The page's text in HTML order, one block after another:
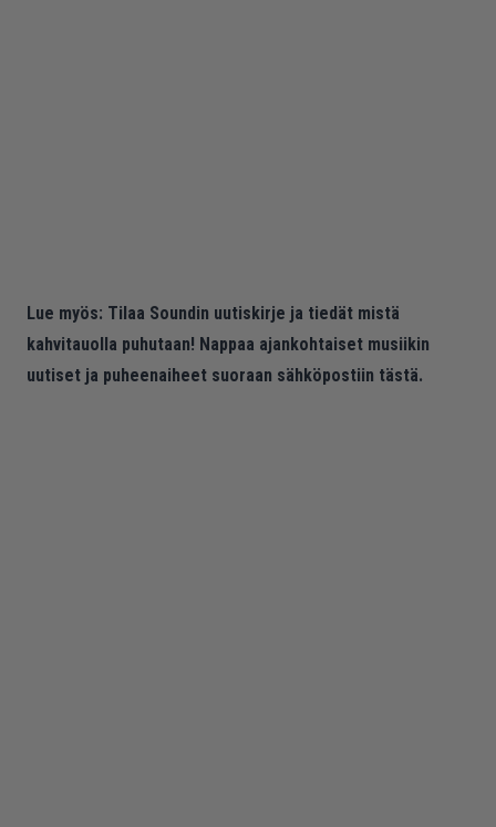
Lue myös: Tilaa Soundin uutiskirje ja tiedät mistä
kahvitauolla puhutaan! Nappaa ajankohtaiset musiikin
uutiset ja puheenaiheet suoraan sähköpostiin tästä.